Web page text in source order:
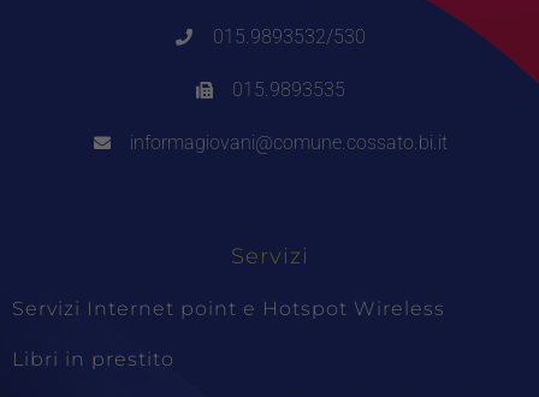
015.9893532/530
015.9893535
informagiovani@comune.cossato.bi.it
Servizi
Servizi Internet point e Hotspot Wireless
Libri in prestito